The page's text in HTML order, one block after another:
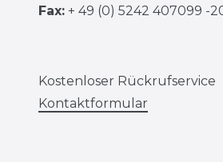
Fax: + 49 (0) 5242 407099 -
Kostenloser Rückrufservice
Kontaktformular